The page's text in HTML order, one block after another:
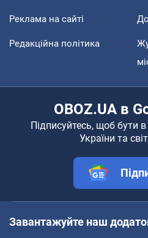
Реклама на сайті
Редакційна політика
OBOZ.UA в
Підписуйтесь, щоб бути в
України та
Завантажуйте наш